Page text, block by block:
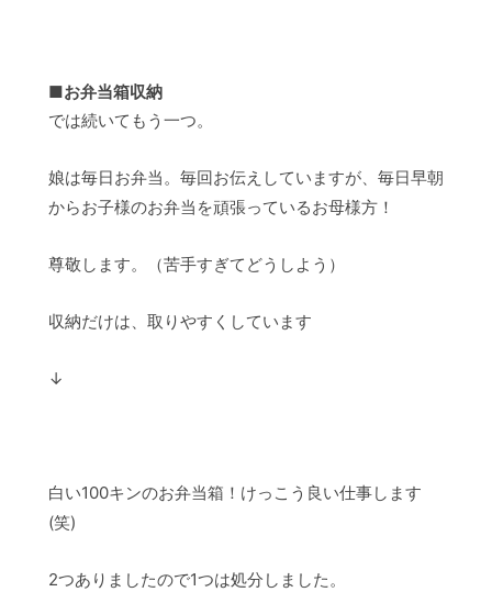
■お弁当箱収納
では続いてもう一つ。
娘は毎日お弁当。毎回お伝えしていますが、毎日早朝
からお子様のお弁当を頑張っているお母様方！
尊敬します。（苦手すぎてどうしよう）
収納だけは、取りやすくしています
↓
白い100キンのお弁当箱！けっこう良い仕事します
(笑)
2つありましたので1つは処分しました。